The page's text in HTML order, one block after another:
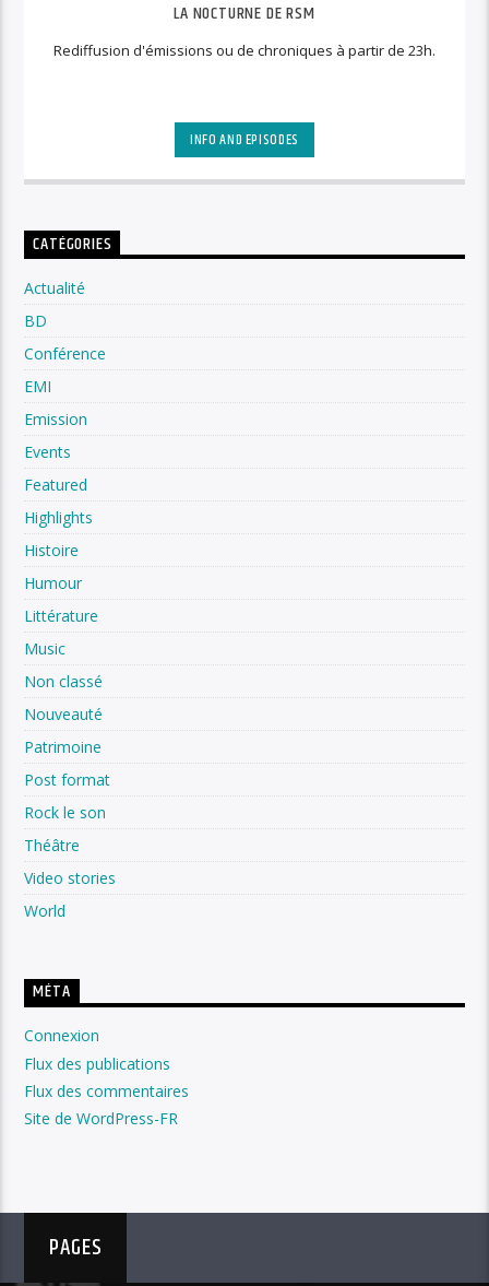
LA NOCTURNE DE RSM
Rediffusion d'émissions ou de chroniques à partir de 23h.
INFO AND EPISODES
CATÉGORIES
Actualité
BD
Conférence
EMI
Emission
Events
Featured
Highlights
Histoire
Humour
Littérature
Music
Non classé
Nouveauté
Patrimoine
Post format
Rock le son
Théâtre
Video stories
World
MÉTA
Connexion
Flux des publications
Flux des commentaires
Site de WordPress-FR
PAGES